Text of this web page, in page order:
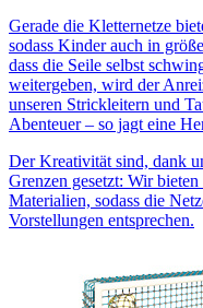
Gerade die Kletternetze
sodass Kinder auch in
dass die Seile selbst
weitergeben, wird der
unseren Strickleitern und
Abenteuer – so jagt eine
Der Kreativität sind, dank
Grenzen gesetzt: Wir
Materialien, sodass die
Vorstellungen entsprechen.